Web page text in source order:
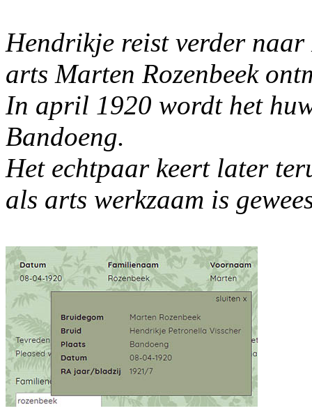
Hendrikje reist verder
arts Marten Rozenbeek
In april 1920 wordt het
Bandoeng.
Het echtpaar keert later
als arts werkzaam is